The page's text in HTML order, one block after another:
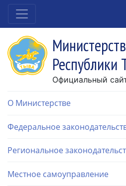
Республики
Официальный
О Министерстве
Федеральное
Региональное
Местное самоуправление